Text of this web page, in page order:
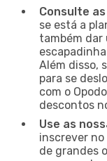
Consulte
se está a
também dar
Além disso,
para se
com o
descontos
Use as
inscrever
de grandes